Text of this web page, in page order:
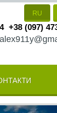
RU
+38 (097)